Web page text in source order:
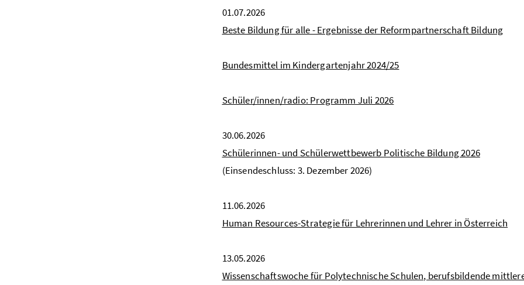
01.07.2026
Beste Bildung für alle - Ergebnisse der Reformpartnerschaft Bildung
Bundesmittel im Kindergartenjahr 2024/25
Schüler/innen/radio: Programm Juli 2026
30.06.2026
Schülerinnen- und Schülerwettbewerb Politische Bildung 2026
(Einsendeschluss: 3. Dezember 2026)
11.06.2026
Human Resources-Strategie für Lehrerinnen und Lehrer in Österreich
13.05.2026
Wissenschaftswoche für Polytechnische Schulen, berufsbildende